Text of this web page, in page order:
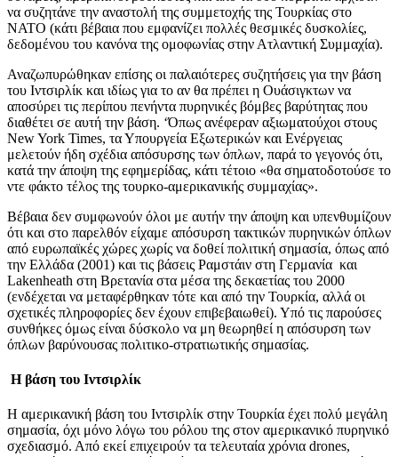
να συζητάνε την αναστολή της συμμετοχής της Τουρκίας στο
ΝΑΤΟ (κάτι βέβαια που εμφανίζει πολλές θεσμικές δυσκολίες,
δεδομένου του κανόνα της ομοφωνίας στην Ατλαντική Συμμαχία).
Αναζωπυρώθηκαν επίσης οι παλαιότερες συζητήσεις για την βάση
του Ιντσιρλίκ και ιδίως για το αν θα πρέπει η Ουάσιγκτων να
αποσύρει τις περίπου πενήντα πυρηνικές βόμβες βαρύτητας που
διαθέτει σε αυτή την βάση. ‘Όπως ανέφεραν αξιωματούχοι στους
New York Times, τα Υπουργεία Εξωτερικών και Ενέργειας
μελετούν ήδη σχέδια απόσυρσης των όπλων, παρά το γεγονός ότι,
κατά την άποψη της εφημερίδας, κάτι τέτοιο «θα σηματοδοτούσε το
ντε φάκτο τέλος της τουρκο-αμερικανικής συμμαχίας».
Βέβαια δεν συμφωνούν όλοι με αυτήν την άποψη και υπενθυμίζουν
ότι και στο παρελθόν είχαμε απόσυρση τακτικών πυρηνικών όπλων
από ευρωπαϊκές χώρες χωρίς να δοθεί πολιτική σημασία, όπως από
την Ελλάδα (2001) και τις βάσεις Ραμστάιν στη Γερμανία και
Lakenheath στη Βρετανία στα μέσα της δεκαετίας του 2000
(ενδέχεται να μεταφέρθηκαν τότε και από την Τουρκία, αλλά οι
σχετικές πληροφορίες δεν έχουν επιβεβαιωθεί). Υπό τις παρούσες
συνθήκες όμως είναι δύσκολο να μη θεωρηθεί η απόσυρση των
όπλων βαρύνουσας πολιτικο-στρατιωτικής σημασίας.
Η βάση του Ιντσιρλίκ
Η αμερικανική βάση του Ιντσιρλίκ στην Τουρκία έχει πολύ μεγάλη
σημασία, όχι μόνο λόγω του ρόλου της στον αμερικανικό πυρηνικό
σχεδιασμό. Από εκεί επιχειρούν τα τελευταία χρόνια drones,